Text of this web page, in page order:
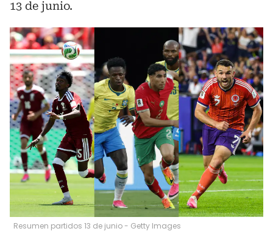
13 de junio.
Resumen partidos 13 de junio - Getty Images